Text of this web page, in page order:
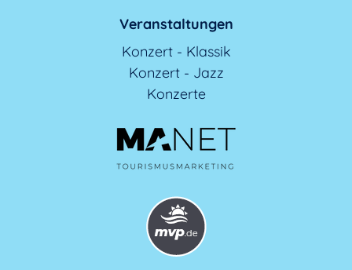
Veranstaltungen
Konzert - Klassik
Konzert - Jazz
Konzerte